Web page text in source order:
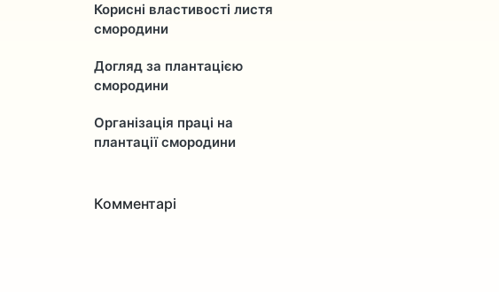
Корисні властивості листя
смородини
Догляд за плантацією
смородини
Організація праці на
плантації смородини
Комментарі